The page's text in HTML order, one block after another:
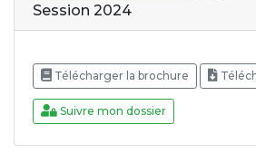
Session 2024
Télécharger la brochure
Suivre mon dossier